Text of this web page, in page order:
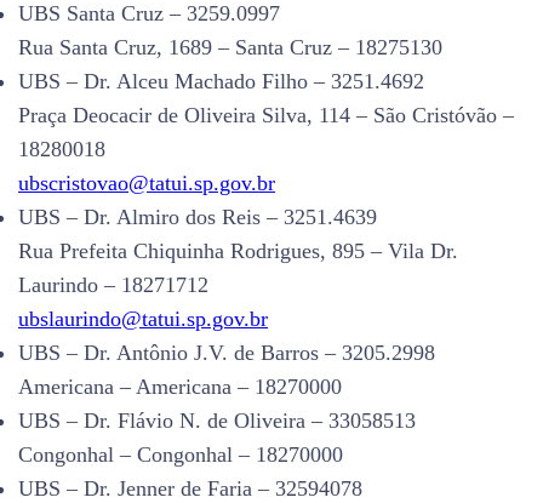
UBS Santa Cruz – 3259.0997
Rua Santa Cruz, 1689 – Santa Cruz – 18275130
UBS – Dr. Alceu Machado Filho – 3251.4692
Praça Deocacir de Oliveira Silva, 114 – São Cristóvão –
18280018
ubscristovao@tatui.sp.gov.br
UBS – Dr. Almiro dos Reis – 3251.4639
Rua Prefeita Chiquinha Rodrigues, 895 – Vila Dr.
Laurindo – 18271712
ubslaurindo@tatui.sp.gov.br
UBS – Dr. Antônio J.V. de Barros – 3205.2998
Americana – Americana – 18270000
UBS – Dr. Flávio N. de Oliveira – 33058513
Congonhal – Congonhal – 18270000
UBS – Dr. Jenner de Faria – 32594078